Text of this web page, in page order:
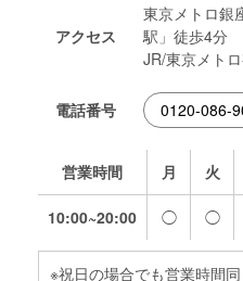
アクセス
東京メトロ銀
駅」徒歩4分
JR/東京メト
電話番号 0120-086-
営業時間 月 火
10:00~20:00 ◯ ◯
※祝日の場合でも営業時間同